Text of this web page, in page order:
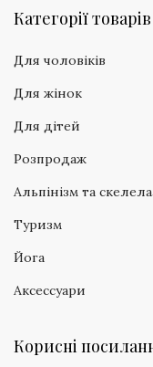
Категорії товарів
Для чоловіків
Для жінок
Для дітей
Розпродаж
Альпінізм та
Туризм
Йога
Аксессуари
Корисні